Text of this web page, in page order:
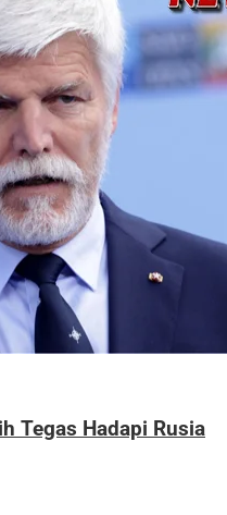
Tegas Hadapi Rusia